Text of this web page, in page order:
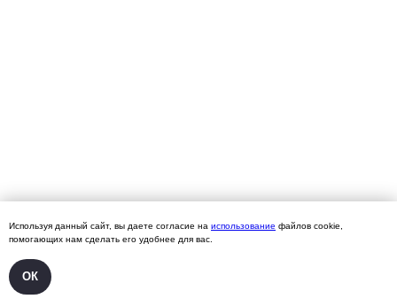
Используя данный сайт, вы даете согласие на использование файлов cookie,
помогающих нам сделать его удобнее для вас.
ОК